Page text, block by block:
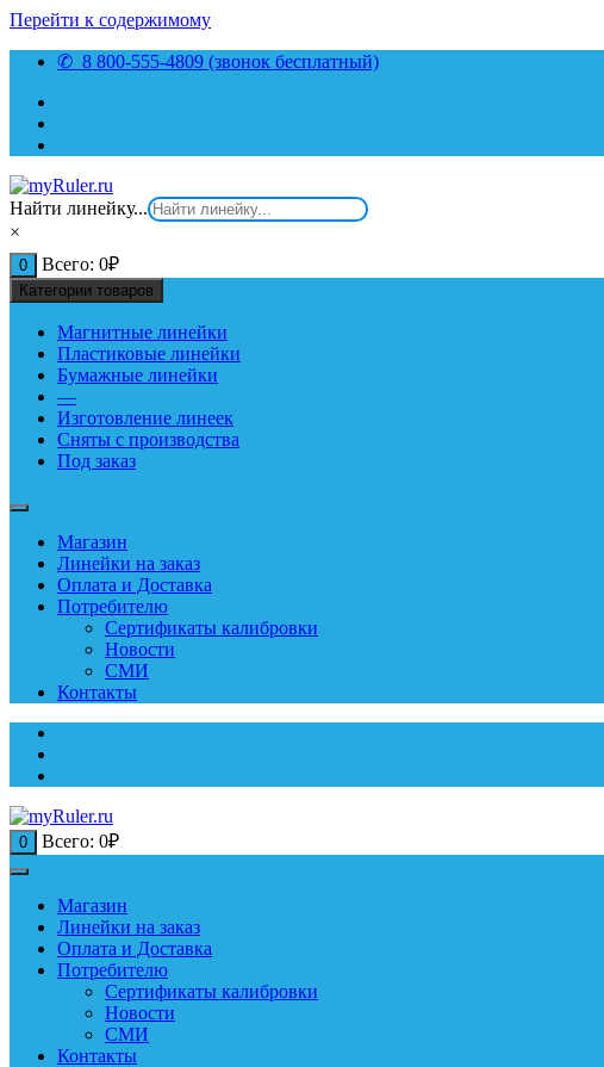
Перейти к содержимому
✆ 8 800-555-4809 (звонок бесплатный)
Найти линейку...
×
0 Всего: 0₽
Категории товаров
Магнитные линейки
Пластиковые линейки
Бумажные линейки
—
Изготовление линеек
Сняты с производства
Под заказ
Магазин
Линейки на заказ
Оплата и Доставка
Потребителю
Сертификаты калибровки
Новости
СМИ
Контакты
0 Всего: 0₽
Магазин
Линейки на заказ
Оплата и Доставка
Потребителю
Сертификаты калибровки
Новости
СМИ
Контакты